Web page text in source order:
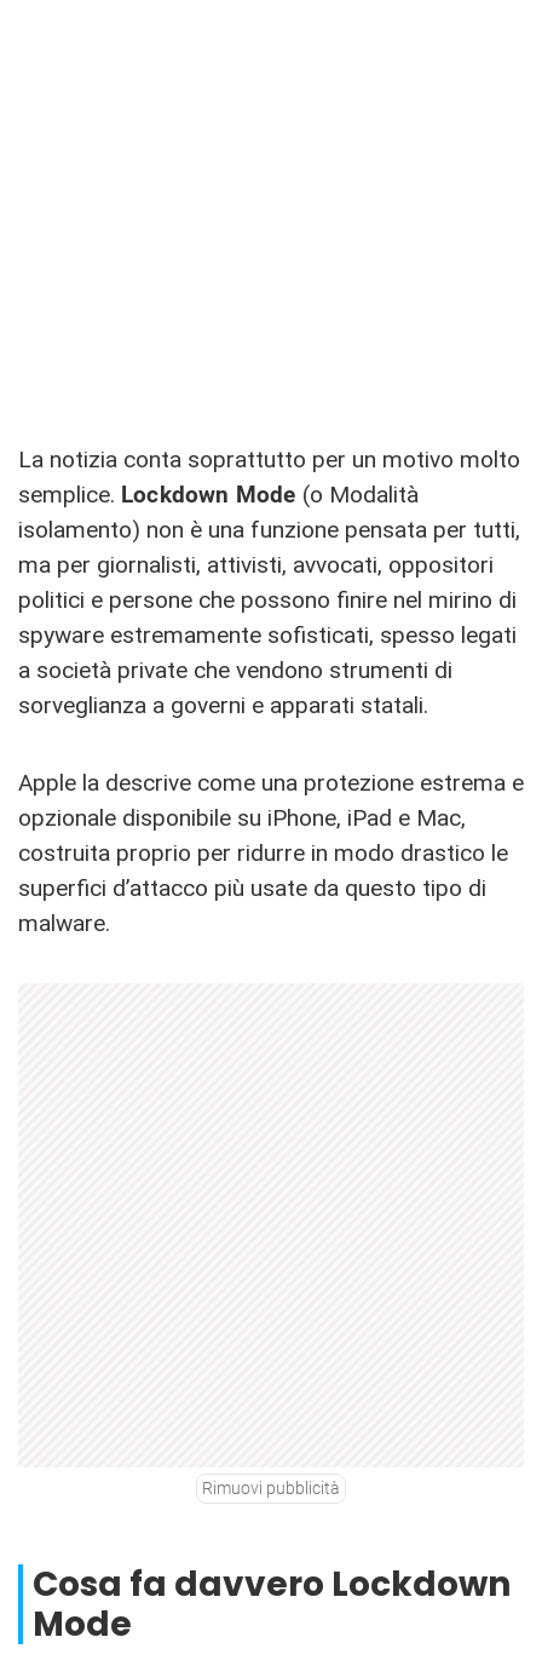
La notizia conta soprattutto per un motivo molto
semplice. Lockdown Mode (o Modalità
isolamento) non è una funzione pensata per tutti,
ma per giornalisti, attivisti, avvocati, oppositori
politici e persone che possono finire nel mirino di
spyware estremamente sofisticati, spesso legati
a società private che vendono strumenti di
sorveglianza a governi e apparati statali.
Apple la descrive come una protezione estrema e
opzionale disponibile su iPhone, iPad e Mac,
costruita proprio per ridurre in modo drastico le
superfici d’attacco più usate da questo tipo di
malware.
Rimuovi pubblicità
Cosa fa davvero Lockdown
Mode